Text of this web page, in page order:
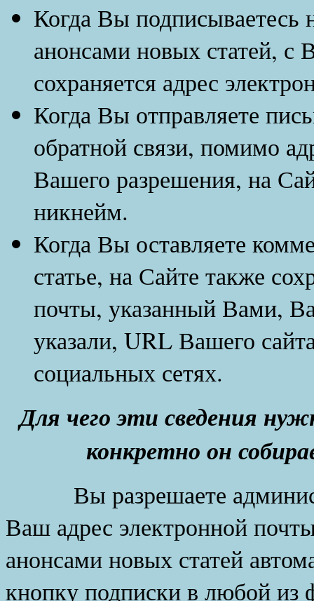
Когда Вы подписываетесь
анонсами новых статей, с
сохраняется адрес
Когда Вы отправляете
обратной связи, помимо
Вашего разрешения, на
никнейм.
Когда Вы оставляете
статье, на Сайте также
почты, указанный Вами,
указали, URL Вашего
социальных сетях.
Для чего эти сведения
конкретно он
Вы разрешаете
Ваш адрес электронной
анонсами новых статей
кнопку подписки в любой из